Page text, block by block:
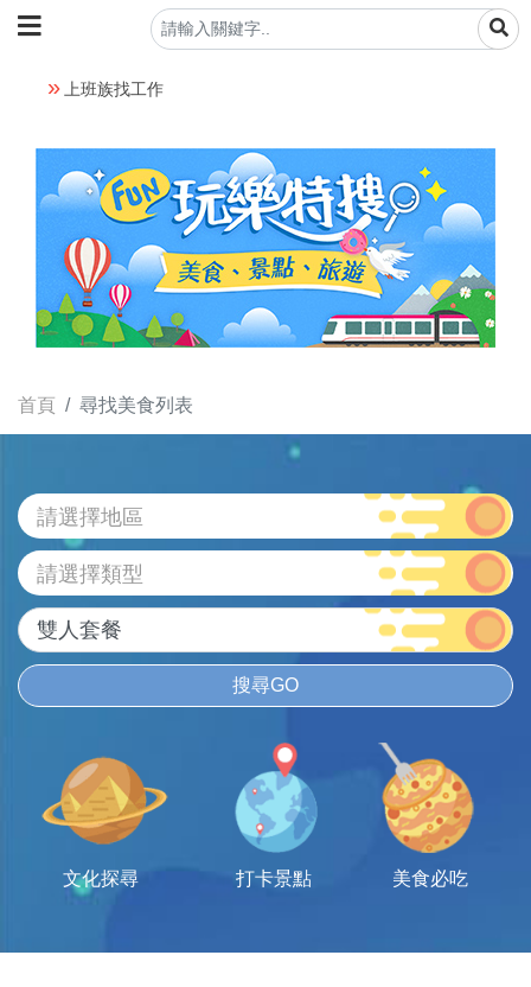
上班族找工作
首頁 尋找美食列表
請選擇地區
請選擇類型
搜尋GO
文化探尋 打卡景點 美食必吃